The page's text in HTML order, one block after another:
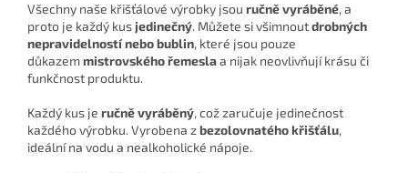
Všechny naše křišťálové výrobky jsou ručně vyráběné, a
proto je každý kus jedinečný. Můžete si všimnoutdrobných
nepravidelností nebo bublin, které jsou pouze
důkazemmistrovského řemeslaa nijak neovlivňují krásu či
funkčnost produktu.
Každý kus je ručně vyráběný, což zaručuje jedinečnost
každého výrobku. Vyrobena zbezolovnatého křišťálu,
ideální na vodu a nealkoholické nápoje.